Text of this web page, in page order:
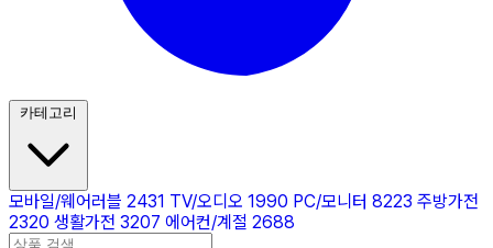
카테고리
모바일/웨어러블 2431 TV/오디오 1990 PC/모니터 8223 주방가전
2320 생활가전 3207 에어컨/계절 2688